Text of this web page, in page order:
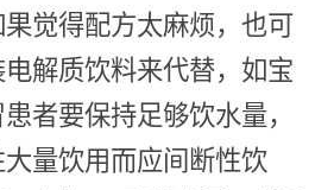
觉得配方太麻烦，也可
解质饮料来代替，如宝
者要保持足够饮水量，
量饮用而应间断性饮